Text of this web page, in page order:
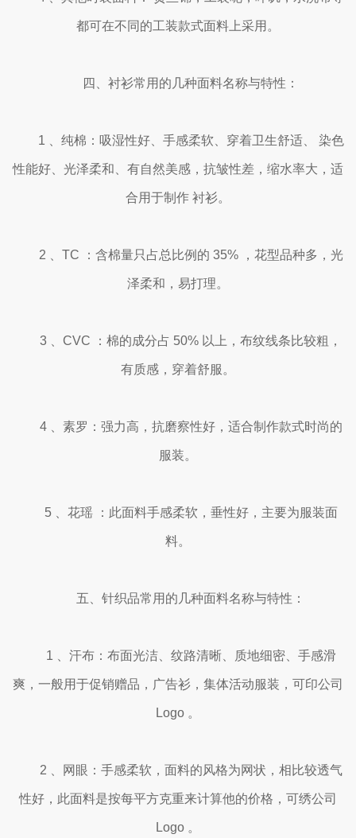
都可在不同的工装款式面料上采用。
四、衬衫常用的几种面料名称与特性：
1 、纯棉：吸湿性好、手感柔软、穿着卫生舒适、 染色
性能好、光泽柔和、有自然美感，抗皱性差，缩水率大，适
合用于制作 衬衫。
2 、TC ：含棉量只占总比例的 35% ，花型品种多，光
泽柔和，易打理。
3 、CVC ：棉的成分占 50% 以上，布纹线条比较粗，
有质感，穿着舒服。
4 、素罗：强力高，抗磨察性好，适合制作款式时尚的
服装。
5 、花瑶 ：此面料手感柔软，垂性好，主要为服装面
料。
五、针织品常用的几种面料名称与特性：
1 、汗布：布面光洁、纹路清晰、质地细密、手感滑
爽，一般用于促销赠品，广告衫，集体活动服装，可印公司
Logo 。
2 、网眼：手感柔软，面料的风格为网状，相比较透气
性好，此面料是按每平方克重来计算他的价格，可绣公司
Logo 。